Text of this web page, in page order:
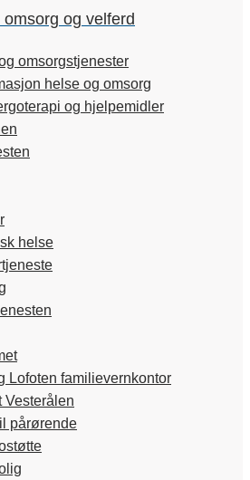
omsorg og velferd
omsorgstjenester
helse og omsorg
og hjelpemidler
helse
Lofoten familievernkontor
Vesterålen
pårørende